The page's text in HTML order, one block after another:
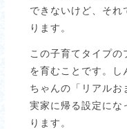
できないけど、それ
ります。
この子育てタイプ
を育むことです。し
ちゃんの「リアルお
実家に帰る設定にな
ります。